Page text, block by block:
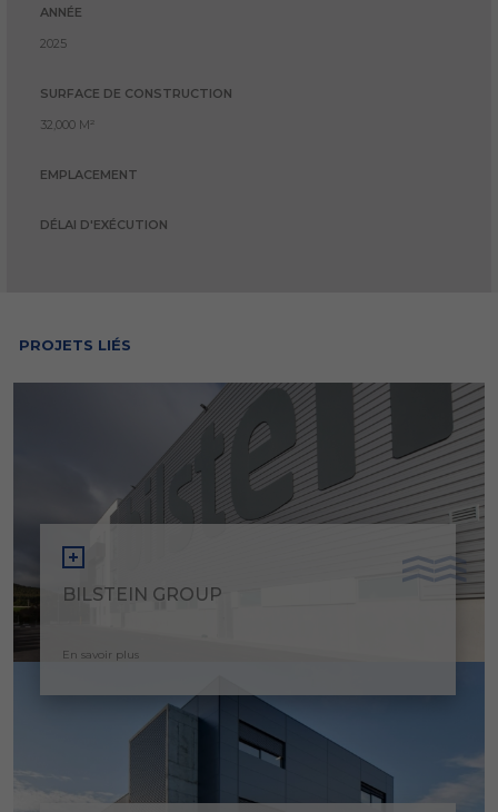
ANNÉE
2025
SURFACE DE CONSTRUCTION
32,000 M²
EMPLACEMENT
DÉLAI D'EXÉCUTION
PROJETS LIÉS
BILSTEIN GROUP
En savoir plus